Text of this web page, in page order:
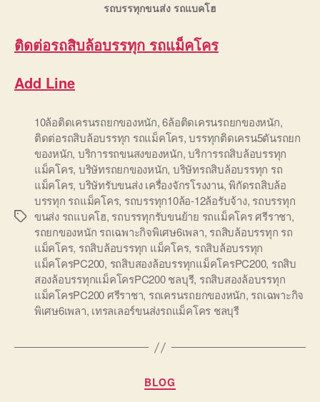
รถบรรทุกขนส่ง รถแบคโฮ
ติดต่อรถสิบล้อบรรทุก รถแม็คโคร
Add Line
Tags
10ล้อติดเครนรถยกของหนัก,6ล้อติดเครนรถยกของหนัก,
ติดต่อรถสิบล้อบรรทุก รถแม็คโคร,บรรทุกติดเครน5ตันรถยก
ของหนัก, บริการรถขนสงของหนัก,บริการรถสิบล้อบรรทุก
แม็คโคร, บริษัทรถยกของหนัก, บริษัทรถสิบล้อบรรทุก รถ
แม็คโคร, บริษัทรับขนส่ง เครื่องจักรโรงงาน,พิกัดรถสิบล้อ
บรรทุก รถแม็คโคร, รถบรรทุก10ล้อ-12ล้อรับจ้าง, รถบรรทุก
ขนส่ง รถแบคโฮ, รถบรรทุกรับขนย้าย รถแม็คโคร ศรีราชา,
รถยกของหนัก รถเฉพาะกิจพิเศษ6เพลา, รถสิบล้อบรรทุก รถ
แม็คโคร, รถสิบล้อบรรทุก แม็คโคร, รถสิบล้อบรรทุก
แม็คโครPC200, รถสิบสองล้อบรรทุกแม็คโครPC200, รถสิบ
สองล้อบรรทุกแม็คโครPC200 ชลบุรี, รถสิบสองล้อบรรทุก
แม็คโครPC200 ศรีราชา, รถเครนรถยกของหนัก, รถเฉพาะกิจ
พิเศษ6เพลา, เทรลเลอร์ขนส่งรถแม็คโคร ชลบุรี
Categories
BLOG